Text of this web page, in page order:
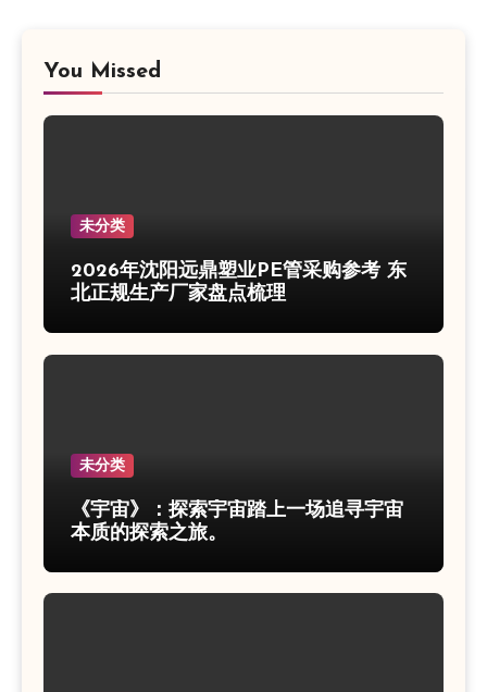
You Missed
未分类
2026年沈阳远鼎塑业PE管采购参考 东
北正规生产厂家盘点梳理
未分类
《宇宙》：探索宇宙踏上一场追寻宇宙
本质的探索之旅。